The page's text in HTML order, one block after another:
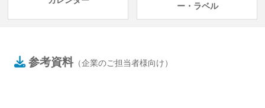
ー・ラベル
参考資料 （企業のご担当者様向け）